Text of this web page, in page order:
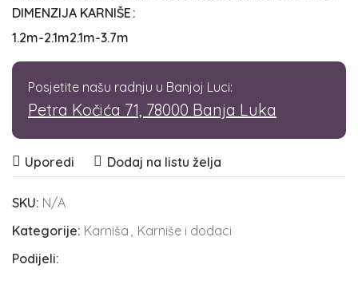
DIMENZIJA KARNIŠE
1.2m-2.1m2.1m-3.7m
Posjetite našu radnju u Banjoj Luci:
Petra Kočića 71, 78000 Banja Luka
Uporedi Dodaj na listu želja
SKU: N/A
Kategorije: Karniša , Karniše i dodaci
Podijeli: